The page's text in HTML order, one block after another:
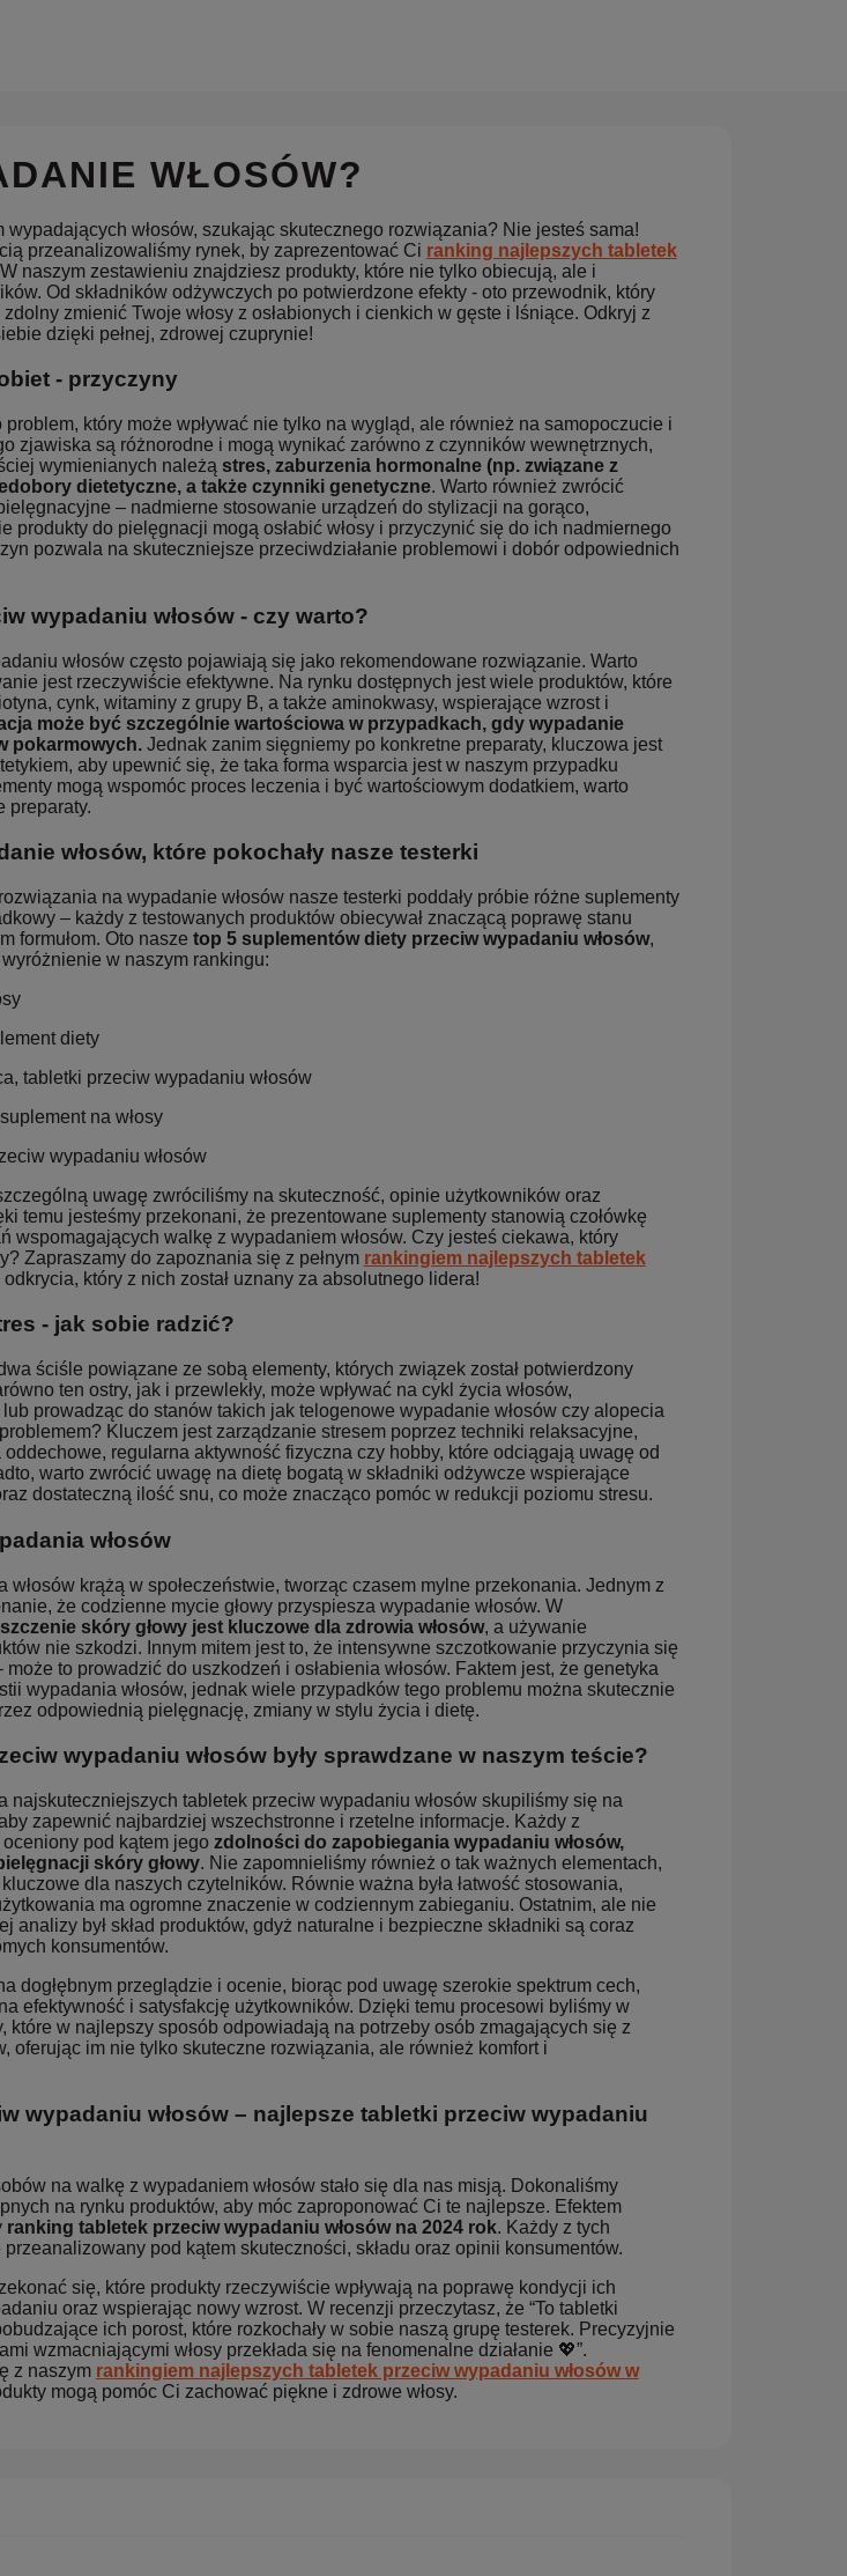
WŁOSÓW?
wypadających włosów, szukając skutecznego rozwiązania? Nie jesteś sama!
przeanalizowaliśmy rynek, by zaprezentować Ci ranking najlepszych tabletek
naszym zestawieniu znajdziesz produkty, które nie tylko obiecują, ale i
Od składników odżywczych po potwierdzone efekty - oto przewodnik, który
zmienić Twoje włosy z osłabionych i cienkich w gęste i lśniące. Odkryj z
dzięki pełnej, zdrowej czuprynie!
- przyczyny
który może wpływać nie tylko na wygląd, ale również na samopoczucie i
zjawiska są różnorodne i mogą wynikać zarówno z czynników wewnętrznych,
wymienianych należą stres, zaburzenia hormonalne (np. związane z
dietetyczne, a także czynniki genetyczne. Warto również zwrócić
– nadmierne stosowanie urządzeń do stylizacji na gorąco,
produkty do pielęgnacji mogą osłabić włosy i przyczynić się do ich nadmiernego
pozwala na skuteczniejsze przeciwdziałanie problemowi i dobór odpowiednich
wypadaniu włosów - czy warto?
włosów często pojawiają się jako rekomendowane rozwiązanie. Warto
jest rzeczywiście efektywne. Na rynku dostępnych jest wiele produktów, które
cynk, witaminy z grupy B, a także aminokwasy, wspierające wzrost i
może być szczególnie wartościowa w przypadkach, gdy wypadanie
pokarmowych.Jednak zanim sięgniemy po konkretne preparaty, kluczowa jest
aby upewnić się, że taka forma wsparcia jest w naszym przypadku
mogą wspomóc proces leczenia i być wartościowym dodatkiem, warto
preparaty.
włosów, które pokochały nasze testerki
na wypadanie włosów nasze testerki poddały próbie różne suplementy
– każdy z testowanych produktów obiecywał znaczącą poprawę stanu
formułom. Oto nasze top 5 suplementów diety przeciw wypadaniu włosów,
wyróżnienie w naszym rankingu:
diety
tabletki przeciw wypadaniu włosów
na włosy
wypadaniu włosów
uwagę zwróciliśmy na skuteczność, opinie użytkowników oraz
temu jesteśmy przekonani, że prezentowane suplementy stanowią czołówkę
wspomagających walkę z wypadaniem włosów. Czy jesteś ciekawa, który
Zapraszamy do zapoznania się z pełnym rankingiem najlepszych tabletek
który z nich został uznany za absolutnego lidera!
- jak sobie radzić?
ściśle powiązane ze sobą elementy, których związek został potwierdzony
ten ostry, jak i przewlekły, może wpływać na cykl życia włosów,
prowadząc do stanów takich jak telogenowe wypadanie włosów czy alopecia
Kluczem jest zarządzanie stresem poprzez techniki relaksacyjne,
regularna aktywność fizyczna czy hobby, które odciągają uwagę od
warto zwrócić uwagę na dietę bogatą w składniki odżywcze wspierające
dostateczną ilość snu, co może znacząco pomóc w redukcji poziomu stresu.
włosów
włosów krążą w społeczeństwie, tworząc czasem mylne przekonania. Jednym z
że codzienne mycie głowy przyspiesza wypadanie włosów. W
skóry głowy jest kluczowe dla zdrowia włosów, a używanie
nie szkodzi. Innym mitem jest to, że intensywne szczotkowanie przyczynia się
to prowadzić do uszkodzeń i osłabienia włosów. Faktem jest, że genetyka
wypadania włosów, jednak wiele przypadków tego problemu można skutecznie
odpowiednią pielęgnację, zmiany w stylu życia i dietę.
wypadaniu włosów były sprawdzane w naszym teście?
najskuteczniejszych tabletek przeciw wypadaniu włosów skupiliśmy się na
zapewnić najbardziej wszechstronne i rzetelne informacje. Każdy z
pod kątem jego zdolności do zapobiegania wypadaniu włosów,
skóry głowy. Nie zapomnieliśmy również o tak ważnych elementach,
dla naszych czytelników. Równie ważna była łatwość stosowania,
ma ogromne znaczenie w codziennym zabieganiu. Ostatnim, ale nie
analizy był skład produktów, gdyż naturalne i bezpieczne składniki są coraz
konsumentów.
dogłębnym przeglądzie i ocenie, biorąc pod uwagę szerokie spektrum cech,
efektywność i satysfakcję użytkowników. Dzięki temu procesowi byliśmy w
które w najlepszy sposób odpowiadają na potrzeby osób zmagających się z
oferując im nie tylko skuteczne rozwiązania, ale również komfort i
wypadaniu włosów – najlepsze tabletki przeciw wypadaniu
na walkę z wypadaniem włosów stało się dla nas misją. Dokonaliśmy
na rynku produktów, aby móc zaproponować Ci te najlepsze. Efektem
ranking tabletek przeciw wypadaniu włosów na 2024 rok. Każdy z tych
przeanalizowany pod kątem skuteczności, składu oraz opinii konsumentów.
się, które produkty rzeczywiście wpływają na poprawę kondycji ich
oraz wspierając nowy wzrost. W recenzji przeczytasz, że “To tabletki
ich porost, które rozkochały w sobie naszą grupę testerek. Precyzyjnie
wzmacniającymi włosy przekłada się na fenomenalne działanie 💖”.
z naszym rankingiem najlepszych tabletek przeciw wypadaniu włosów w
mogą pomóc Ci zachować piękne i zdrowe włosy.